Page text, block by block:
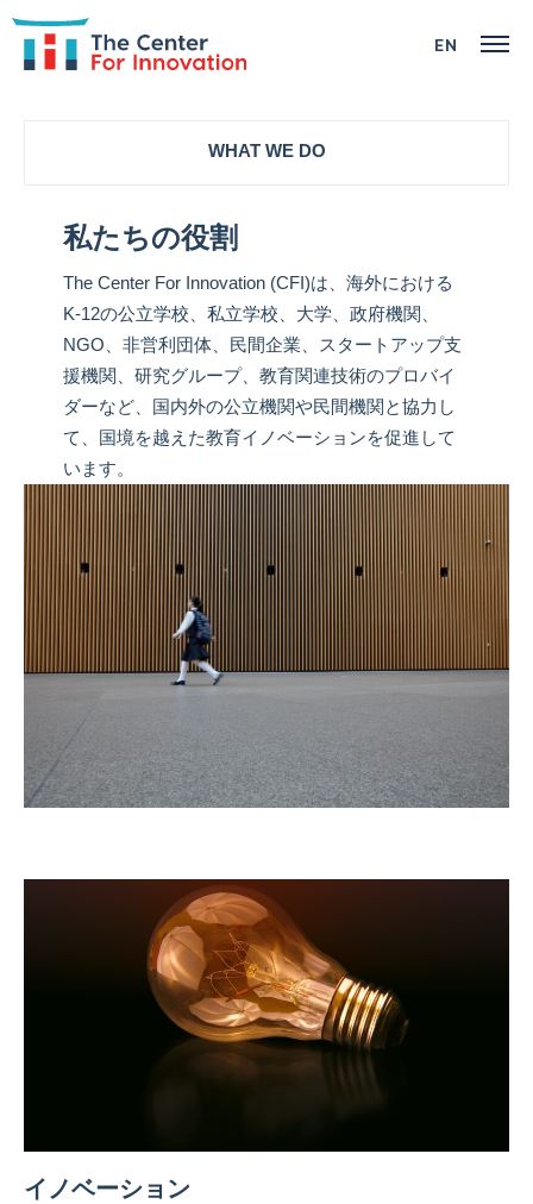
EN
最新情報
お問い合わせ
WHAT WE DO
私たちの役割
The Center For Innovation (CFI)は、海外における
K-12の公立学校、私立学校、大学、政府機関、
NGO、非営利団体、民間企業、スタートアップ支
援機関、研究グループ、教育関連技術のプロバイ
ダーなど、国内外の公立機関や民間機関と協力し
て、国境を越えた教育イノベーションを促進して
います。
イノベーション